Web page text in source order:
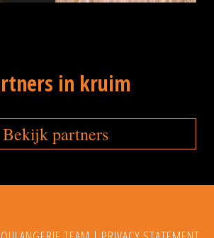
in kruim
Bekijk partners